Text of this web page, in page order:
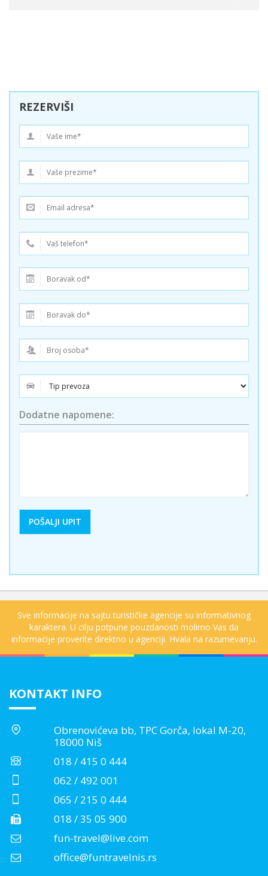
REZERVIŠI
Dodatne napomene:
Sve informacije na sajtu turističke agencije su informativnog
karaktera. U cilju potpune pouzdanosti molimo Vas da
informacije proverite direktno u agenciji. Hvala na razumevanju.
KONTAKT INFO
Obrenovićeva bb, TPC Gorča, lokal M-20,
18000 Niš
018 / 415 0 444
062 / 492 001
065 / 215 0 444
018 / 35 05 900
fun-travel@live.com
office@funtravelnis.rs